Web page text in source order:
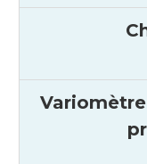
Variomètre